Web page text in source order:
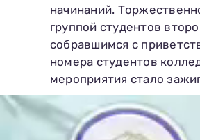
начинаний.
группой студентов
собравшимся с
номера студентов
мероприятия стало